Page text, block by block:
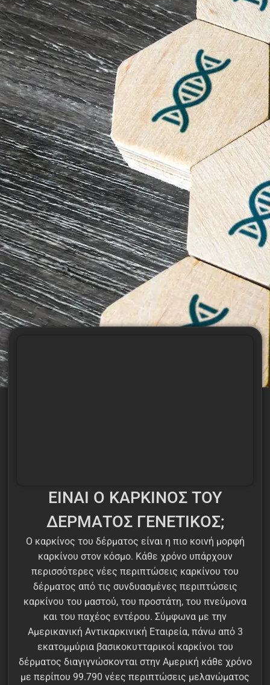
ΕΙΝΑΙ Ο ΚΑΡΚΙΝΟΣ ΤΟΥ
ΔΕΡΜΑΤΟΣ ΓΕΝΕΤΙΚΟΣ;
Ο καρκίνος του δέρματος είναι η πιο κοινή μορφή
καρκίνου στον κόσμο. Κάθε χρόνο υπάρχουν
περισσότερες νέες περιπτώσεις καρκίνου του
δέρματος από τις συνδυασμένες περιπτώσεις
καρκίνου του μαστού, του προστάτη, του πνεύμονα
και του παχέος εντέρου. Σύμφωνα με την
Αμερικανική Αντικαρκινική Εταιρεία, πάνω από 3
εκατομμύρια βασικοκυτταρικοί καρκίνοι του
δέρματος διαγιγνώσκονται στην Αμερική κάθε χρόνο
με περίπου 99.790 νέες περιπτώσεις μελανώματος